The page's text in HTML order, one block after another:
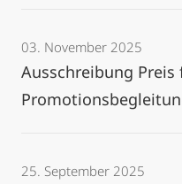
03. November 2025
Ausschreibung Preis
25. September 2025